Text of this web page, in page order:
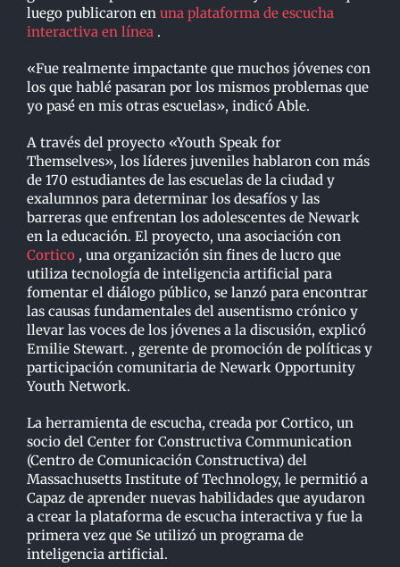
luego publicaron en una plataforma de escucha
interactiva en línea .
«Fue realmente impactante que muchos jóvenes con
los que hablé pasaran por los mismos problemas que
yo pasé en mis otras escuelas», indicó Able.
A través del proyecto «Youth Speak for
Themselves», los líderes juveniles hablaron con más
de 170 estudiantes de las escuelas de la ciudad y
exalumnos para determinar los desafíos y las
barreras que enfrentan los adolescentes de Newark
en la educación. El proyecto, una asociación con
Cortico , una organización sin fines de lucro que
utiliza tecnología de inteligencia artificial para
fomentar el diálogo público, se lanzó para encontrar
las causas fundamentales del ausentismo crónico y
llevar las voces de los jóvenes a la discusión, explicó
Emilie Stewart. , gerente de promoción de políticas y
participación comunitaria de Newark Opportunity
Youth Network.
La herramienta de escucha, creada por Cortico, un
socio del Center for Constructiva Communication
(Centro de Comunicación Constructiva) del
Massachusetts Institute of Technology, le permitió a
Capaz de aprender nuevas habilidades que ayudaron
a crear la plataforma de escucha interactiva y fue la
primera vez que Se utilizó un programa de
inteligencia artificial.